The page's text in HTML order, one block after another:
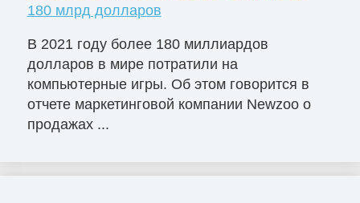
180 млрд долларов
В 2021 году более 180 миллиардов
долларов в мире потратили на
компьютерные игры. Об этом говорится в
отчете маркетинговой компании Newzoo о
продажах ...